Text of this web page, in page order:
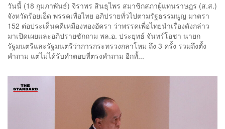
วันนี้ (18 กุมภาพันธ์) จิราพร สินธุไพร สมาชิกสภาผู้แทนราษฎร (ส.ส.)
จังหวัดร้อยเอ็ด พรรคเพื่อไทย อภิปรายทั่วไปตามรัฐธรรมนูญ มาตรา
152 ต่อประเด็นคดีเหมืองทองอัครา ว่าพรรคเพื่อไทยนำเรื่องดังกล่าว
มาเปิดเผยและอภิปรายซักถาม พล.อ. ประยุทธ์ จันทร์โอชา นายก
รัฐมนตรีและรัฐมนตรีว่าการกระทรวงกลาโหม ถึง 3 ครั้ง รวมถึงตั้ง
คำถาม แต่ไม่ได้รับคำตอบที่ตรงคำถาม อีกทั้...